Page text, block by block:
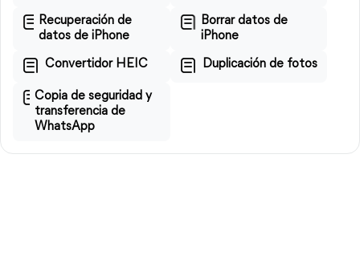
Recuperación de
datos de iPhone
Borrar datos de
iPhone
Convertidor HEIC Duplicación de fotos
Copia de seguridad y
transferencia de
WhatsApp